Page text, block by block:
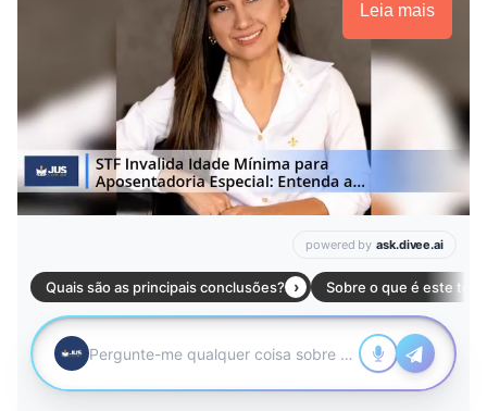
Leia mais